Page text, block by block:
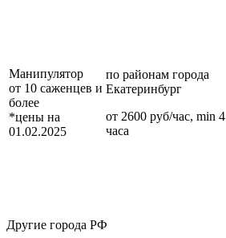
Манипулятор
от 10 саженцев и
более
*цены на
01.02.2025
по районам города
Екатеринбург
от 2600 руб/час, min 4
часа
Другие города РФ